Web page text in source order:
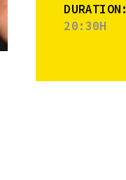
DURATION:
20:30H